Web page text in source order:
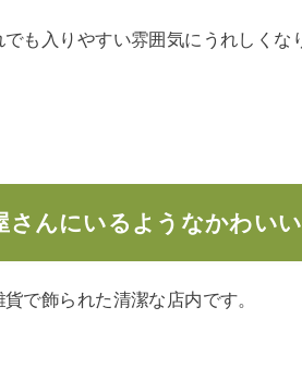
も入りやすい雰囲気にうれしくな
さんにいるようなかわい
で飾られた清潔な店内です。